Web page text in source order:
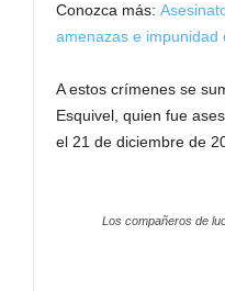
Conozca más:
amenazas e impunidad
A estos crímenes se
Esquivel, quien fue
el 21 de diciembre de
Los compañeros de